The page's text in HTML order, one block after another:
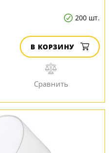
200 шт.
В КОРЗИНУ